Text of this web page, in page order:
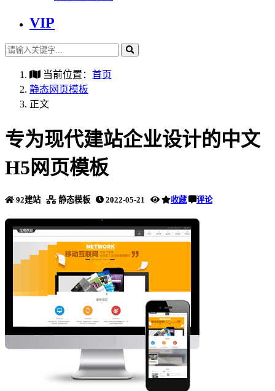
VIP
当前位置： 首页
静态网页模板
正文
专为现代建站企业设计的中文
H5网页模板
92建站 静态模板 2022-05-21 收藏 评论